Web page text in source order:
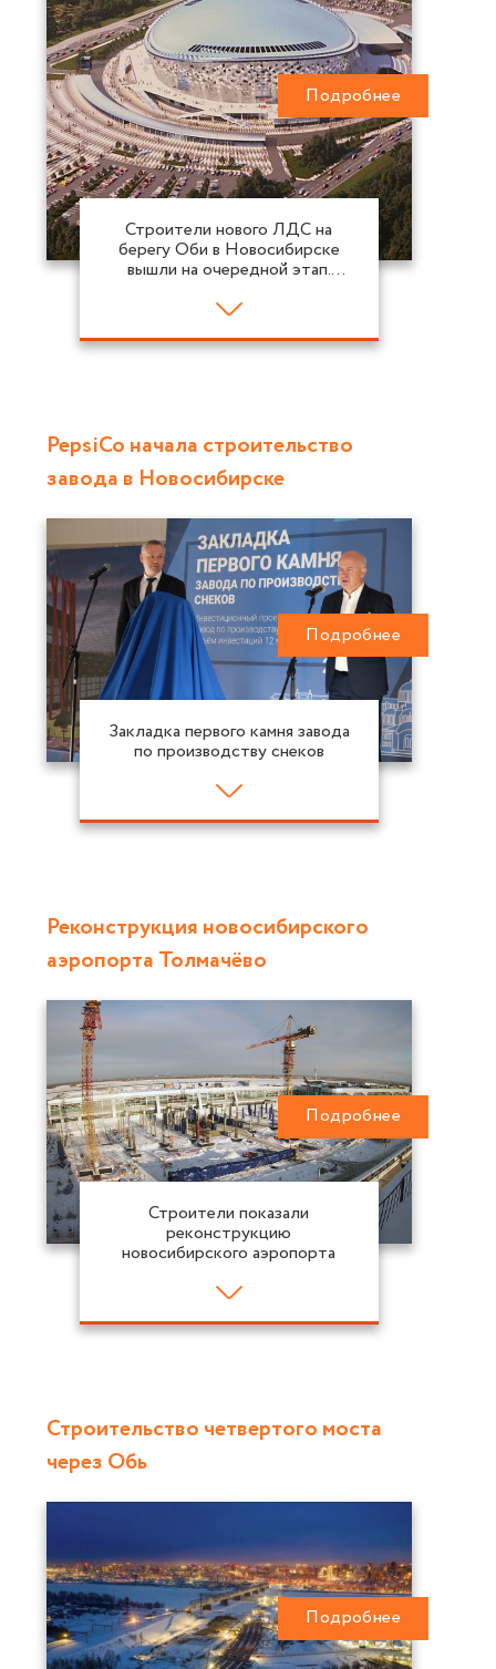
Строители нового ЛДС на
берегу Оби в Новосибирске
вышли на очередной этап.
четвёртого этажа из шести.
Подробнее
PepsiCo начала строительство
завода в Новосибирске
Закладка первого камня завода
по производству снеков
Подробнее
Реконструкция новосибирского
аэропорта Толмачёво
Строители показали
реконструкцию
новосибирского аэропорта
Подробнее
Строительство четвертого моста
через Обь
Подробнее